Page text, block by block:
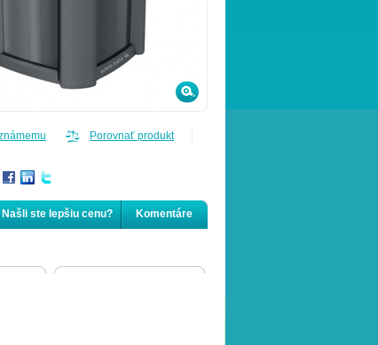
Porovnať produkt
Našli ste lepšiu cenu? Komentáre